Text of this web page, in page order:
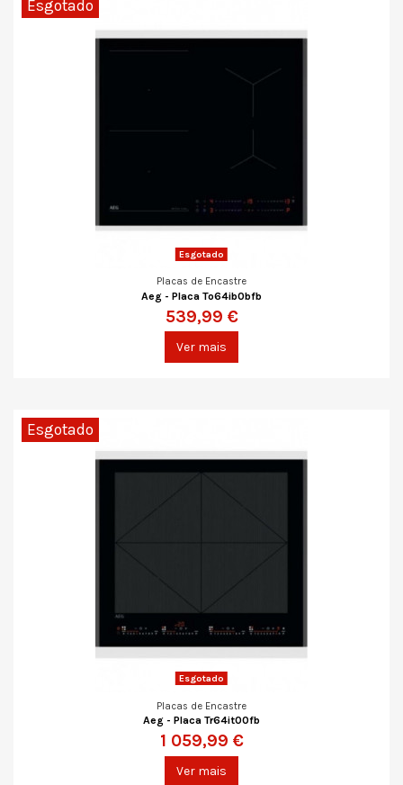
Esgotado
Esgotado
Placas de Encastre
Aeg - Placa To64ib0bfb
539,99 €
Ver mais
Esgotado
Esgotado
Placas de Encastre
Aeg - Placa Tr64it00fb
1 059,99 €
Ver mais